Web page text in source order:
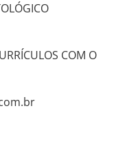
COM O